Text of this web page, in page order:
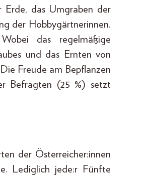
Erde, das Umgraben der
der Hobbygärtnerinnen.
das regelmäßige
und das Ernten von
Freude am Bepflanzen
Befragten (25 %) setzt
der Österreicher:innen
Lediglich jede:r Fünfte